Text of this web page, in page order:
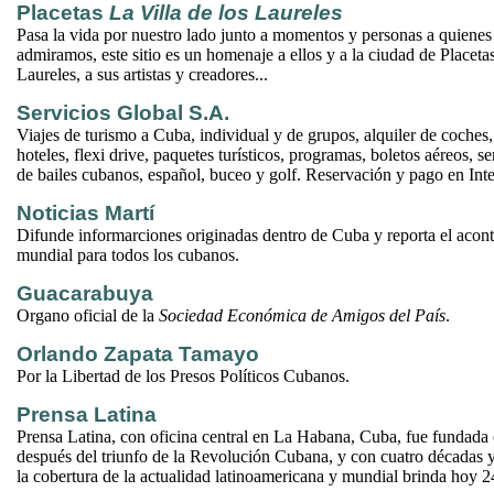
Placetas La Villa de los Laureles
Pasa la vida por nuestro lado junto a momentos y personas a
admiramos, este sitio es un homenaje a ellos y a la ciudad de
Laureles, a sus artistas y creadores...
Servicios Global S.A.
Viajes de turismo a Cuba, individual y de grupos, alquiler de
hoteles, flexi drive, paquetes turísticos, programas, boletos aéreos,
de bailes cubanos, español, buceo y golf. Reservación y pago en
Noticias Martí
Difunde informarciones originadas dentro de Cuba y reporta el
mundial para todos los cubanos.
Guacarabuya
Organo oficial de la Sociedad Económica de Amigos del País.
Orlando Zapata Tamayo
Por la Libertad de los Presos Políticos Cubanos.
Prensa Latina
Prensa Latina, con oficina central en La Habana, Cuba, fue fundada
después del triunfo de la Revolución Cubana, y con cuatro décadas
la cobertura de la actualidad latinoamericana y mundial brinda hoy